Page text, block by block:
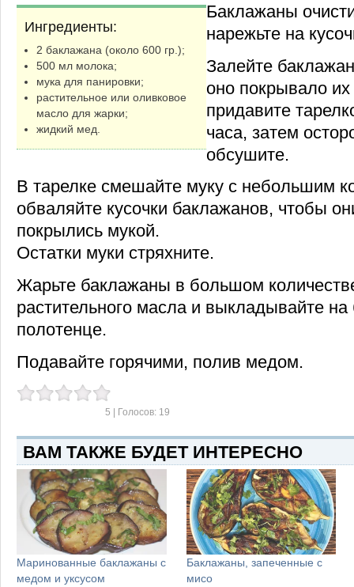
Ингредиенты:
2 баклажана (около 600 гр.);
500 мл молока;
мука для панировки;
растительное или оливковое
масло для жарки;
жидкий мед.
Баклажаны
нарежьте на
Залейте
оно покрывало
придавите
часа, затем
обсушите.
В тарелке смешайте муку с небольшим
обваляйте кусочки баклажанов, чтобы
покрылись мукой.
Остатки муки стряхните.
Жарьте баклажаны в большом
растительного масла и выкладывайте
полотенце.
Подавайте горячими, полив медом.
5 | Голосов: 19
ВАМ ТАКЖЕ БУДЕТ ИНТЕРЕСНО
Маринованные баклажаны с
медом и уксусом
Баклажаны, запеченные с
мисо